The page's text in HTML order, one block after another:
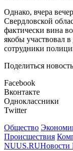
Однако, вчера
Свердловской
фактически вина
якобы участвовал
сотрудники
Поделиться
Facebook
Вконтакте
Одноклассники
Twitter
Общество
Происшествия
NUUS.RUНовости